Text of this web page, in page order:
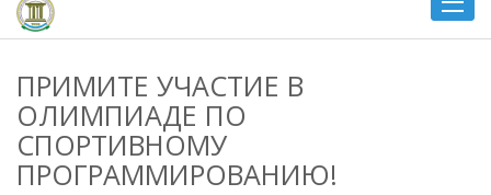
ПРИМИТЕ УЧАСТИЕ В
ОЛИМПИАДЕ ПО
СПОРТИВНОМУ
ПРОГРАММИРОВАНИЮ!